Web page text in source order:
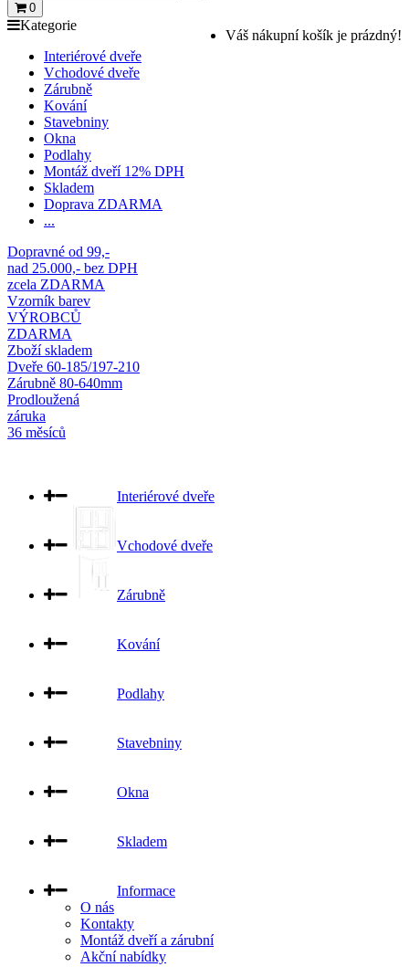
0
Váš nákupní košík je prázdný!
Kategorie
Interiérové dveře
Vchodové dveře
Zárubně
Kování
Stavebniny
Okna
Podlahy
Montáž dveří 12% DPH
Skladem
Doprava ZDARMA
...
Dopravné od 99,-
nad 25.000,- bez DPH
zcela ZDARMA
Vzorník barev
VÝROBCŮ
ZDARMA
Zboží skladem
Dveře 60-185/197-210
Zárubně 80-640mm
Prodloužená
záruka
36 měsíců
Interiérové dveře
Vchodové dveře
Zárubně
Kování
Podlahy
Stavebniny
Okna
Skladem
Informace
O nás
Kontakty
Montáž dveří a zárubní
Akční nabídky